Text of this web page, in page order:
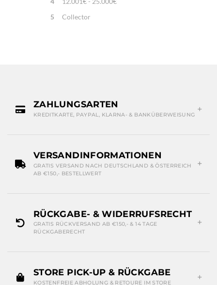
5
Collector
ZAHLUNGSARTEN
KREDITKARTE, PAYPAL, KLARNA- & BANKÜBERWEISUNG
VERSANDINFORMATIONEN
GRATIS VERSAND NACH DEUTSCHLAND & ÖSTERREICH
AB €150,- BESTELLWERT
RÜCKGABE- & WIDERRUFSRECHT
GRATIS RÜCKVERSAND AB €150,- & 14 TAGE
RÜCKGABERECHT
STORE PICK-UP & RÜCKGABE
KOSTENFREIE ABHOLUNG & RETOURE IM STORE